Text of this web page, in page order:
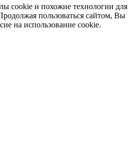
cookie и похожие технологии для
пользоваться сайтом, Вы
на использование cookie.